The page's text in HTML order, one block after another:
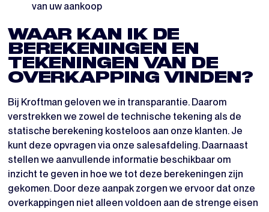
van uw aankoop
WAAR KAN IK DE
BEREKENINGEN EN
TEKENINGEN VAN DE
OVERKAPPING VINDEN?
Bij Kroftman geloven we in transparantie. Daarom
verstrekken we zowel de technische tekening als de
statische berekening kosteloos aan onze klanten. Je
kunt deze opvragen via onze salesafdeling. Daarnaast
stellen we aanvullende informatie beschikbaar om
inzicht te geven in hoe we tot deze berekeningen zijn
gekomen. Door deze aanpak zorgen we ervoor dat onze
overkappingen niet alleen voldoen aan de strenge eisen